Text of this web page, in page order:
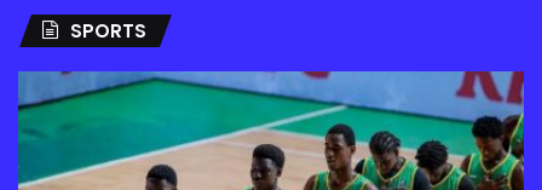
SPORTS